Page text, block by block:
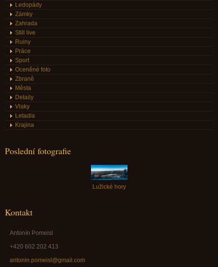
Ledopády
Zámky
Zahrada
Still live
Ruiny
Práce
Sport
Oceněné foto
Zbraně
Města
Detaily
Vlaky
Letadla
Krajina
Poslední fotografie
Lužické hory
Kontakt
Antonín Pomeisl
+420 602 202 413
antonin.pomeisl@gmail.com